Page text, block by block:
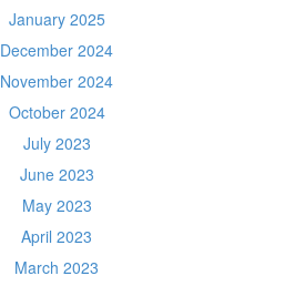
January 2025
December 2024
November 2024
October 2024
July 2023
June 2023
May 2023
April 2023
March 2023